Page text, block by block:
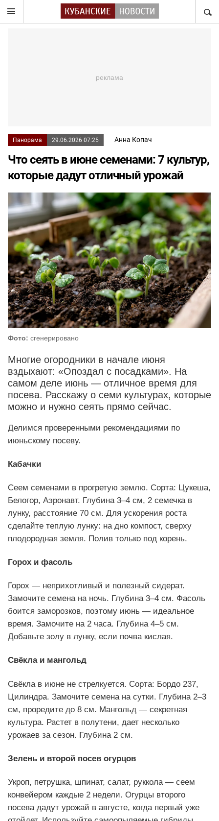
Панорама 29.06.2026 07:25 Анна Копач
Что сеять в июне семенами: 7 культур,
которые дадут отличный урожай
Фото: сгенерировано
Многие огородники в начале июня
вздыхают: «Опоздал с посадками». На
самом деле июнь — отличное время для
посева. Расскажу о семи культурах, которые
можно и нужно сеять прямо сейчас.
Делимся проверенными рекомендациями по
июньскому посеву.
Кабачки
Сеем семенами в прогретую землю. Сорта: Цукеша,
Белогор, Аэронавт. Глубина 3–4 см, 2 семечка в
лунку, расстояние 70 см. Для ускорения роста
сделайте теплую лунку: на дно компост, сверху
плодородная земля. Полив только под корень.
Горох и фасоль
Горох — неприхотливый и полезный сидерат.
Замочите семена на ночь. Глубина 3–4 см. Фасоль
боится заморозков, поэтому июнь — идеальное
время. Замочите на 2 часа. Глубина 4–5 см.
Добавьте золу в лунку, если почва кислая.
Свёкла и мангольд
Свёкла в июне не стрелкуется. Сорта: Бордо 237,
Цилиндра. Замочите семена на сутки. Глубина 2–3
см, проредите до 8 см. Мангольд — секретная
культура. Растет в полутени, дает несколько
урожаев за сезон. Глубина 2 см.
Зелень и второй посев огурцов
Укроп, петрушка, шпинат, салат, руккола — сеем
конвейером каждые 2 недели. Огурцы второго
посева дадут урожай в августе, когда первый уже